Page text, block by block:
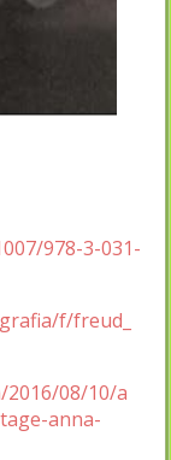
978-3-031-
f/freud_
08/10/a
anna-